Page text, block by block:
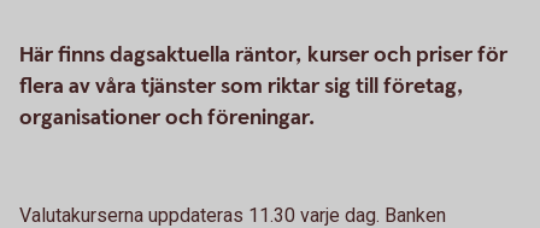
Här finns dagsaktuella räntor, kurser och priser för
flera av våra tjänster som riktar sig till företag,
organisationer och föreningar.
Valutakurserna uppdateras 11.30 varje dag. Banken